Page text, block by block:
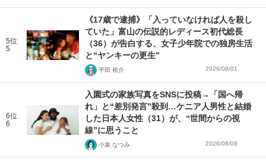
5位
5
《17歳で逮捕》「入っていなければ人を殺し
ていた」富山の伝説的レディース初代総長
（36）が告白する、女子少年院での独房生活
と“ヤンキーの更生”
平田 裕介 2026/08/01
6位
6
入園式の家族写真をSNSに投稿→「国へ帰
れ」と“差別発言”殺到…ケニア人男性と結婚
した日本人女性（31）が、“世間からの視
線”に思うこと
小泉 なつみ 2026/08/08